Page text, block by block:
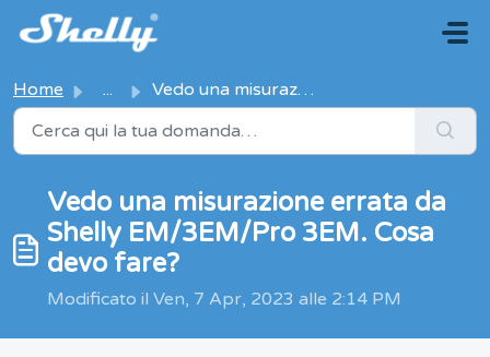
Salta al contenuto principale
Home ... Vedo una misurazione errata da Shelly EM/3EM/Pro 3EM. Cos...
Vedo una misurazione errata da
Shelly EM/3EM/Pro 3EM. Cosa
devo fare?
Modificato il Ven, 7 Apr, 2023 alle 2:14 PM